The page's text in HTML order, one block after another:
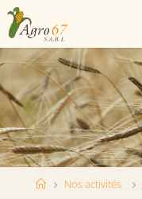
Nos activités